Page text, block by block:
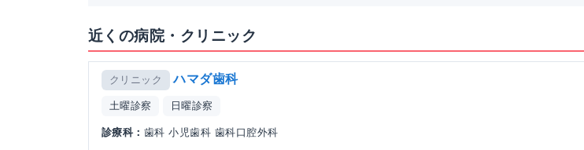
近くの病院・クリニック
クリニック ハマダ歯科
土曜診察 日曜診察
診療科： 歯科 小児歯科 歯科口腔外科